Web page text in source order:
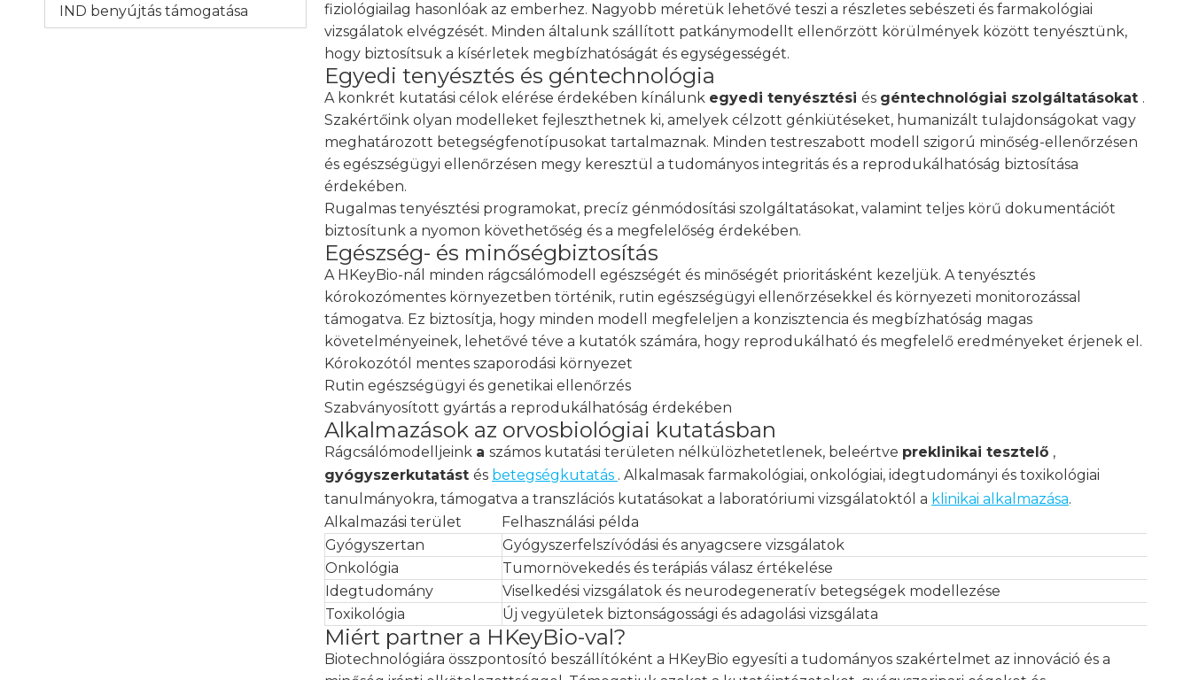
IND benyújtás támogatása
fiziológiailag hasonlóak az emberhez. Nagyobb méretük lehetővé teszi a részletes sebészeti és farmakológiai
vizsgálatok elvégzését. Minden általunk szállított patkánymodellt ellenőrzött körülmények között tenyésztünk,
hogy biztosítsuk a kísérletek megbízhatóságát és egységességét.
Egyedi tenyésztés és géntechnológia
A konkrét kutatási célok elérése érdekében kínálunk egyedi tenyésztési és géntechnológiai szolgáltatásokat .
Szakértőink olyan modelleket fejleszthetnek ki, amelyek célzott génkiütéseket, humanizált tulajdonságokat vagy
meghatározott betegségfenotípusokat tartalmaznak. Minden testreszabott modell szigorú minőség-ellenőrzésen
és egészségügyi ellenőrzésen megy keresztül a tudományos integritás és a reprodukálhatóság biztosítása
érdekében.
Rugalmas tenyésztési programokat, precíz génmódosítási szolgáltatásokat, valamint teljes körű dokumentációt
biztosítunk a nyomon követhetőség és a megfelelőség érdekében.
Egészség- és minőségbiztosítás
A HKeyBio-nál minden rágcsálómodell egészségét és minőségét prioritásként kezeljük. A tenyésztés
kórokozómentes környezetben történik, rutin egészségügyi ellenőrzésekkel és környezeti monitorozással
támogatva. Ez biztosítja, hogy minden modell megfeleljen a konzisztencia és megbízhatóság magas
követelményeinek, lehetővé téve a kutatók számára, hogy reprodukálható és megfelelő eredményeket érjenek el.
Kórokozótól mentes szaporodási környezet
Rutin egészségügyi és genetikai ellenőrzés
Szabványosított gyártás a reprodukálhatóság érdekében
Alkalmazások az orvosbiológiai kutatásban
Rágcsálómodelljeink a számos kutatási területen nélkülözhetetlenek, beleértve preklinikai tesztelő ,
gyógyszerkutatást és betegségkutatás . Alkalmasak farmakológiai, onkológiai, idegtudományi és toxikológiai
tanulmányokra, támogatva a transzlációs kutatásokat a laboratóriumi vizsgálatoktól a klinikai alkalmazása.
Alkalmazási terület
Felhasználási példa
Gyógyszertan
Gyógyszerfelszívódási és anyagcsere vizsgálatok
Onkológia
Tumornövekedés és terápiás válasz értékelése
Idegtudomány
Viselkedési vizsgálatok és neurodegeneratív betegségek modellezése
Toxikológia
Új vegyületek biztonságossági és adagolási vizsgálata
Miért partner a HKeyBio-val?
Biotechnológiára összpontosító beszállítóként a HKeyBio egyesíti a tudományos szakértelmet az innováció és a